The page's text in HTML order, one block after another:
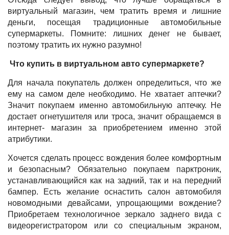
виртуальный магазин, чем тратить время и лишние
деньги, посещая традиционные автомобильные
супермаркеты. Помните: лишних денег не бывает,
поэтому тратить их нужно разумно!
Что купить в виртуальном авто супермаркете?
Для начала покупатель должен определиться, что же
ему на самом деле необходимо. Не хватает аптечки?
Значит покупаем именно автомобильную аптечку. Не
достает огнетушителя или троса, значит обращаемся в
интернет- магазин за приобретением именно этой
атрибутики.
Хочется сделать процесс вождения более комфортным
и безопасным? Обязательно покупаем парктроник,
устанавливающийся как на задний, так и на передний
бампер. Есть желание оснастить салон автомобиля
новомодными девайсами, упрощающими вождение?
Приобретаем технологичное зеркало заднего вида с
видеорегистратором или со специальным экраном,